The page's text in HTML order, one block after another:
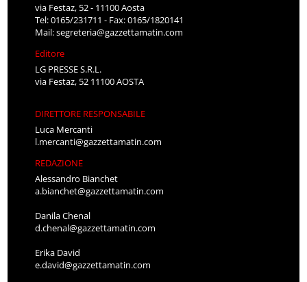
via Festaz, 52 - 11100 Aosta
Tel: 0165/231711 - Fax: 0165/1820141
Mail:segreteria@gazzettamatin.com
Editore
LG PRESSE S.R.L.
via Festaz, 52 11100 AOSTA
DIRETTORE RESPONSABILE
Luca Mercanti
l.mercanti@gazzettamatin.com
REDAZIONE
Alessandro Bianchet
a.bianchet@gazzettamatin.com
Danila Chenal
d.chenal@gazzettamatin.com
Erika David
e.david@gazzettamatin.com